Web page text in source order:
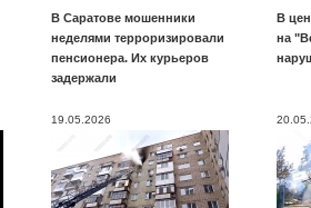
В Саратове мошенники
неделями терроризировали
пенсионера. Их курьеров
задержали
В
на
19.05.2026